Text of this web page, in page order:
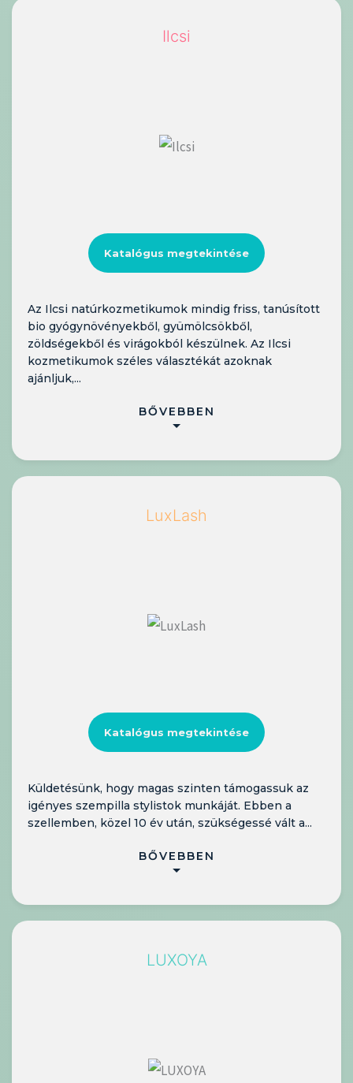
Ilcsi
Katalógus megtekintése
Az Ilcsi natúrkozmetikumok mindig friss, tanúsított
bio gyógynövényekből, gyümölcsökből,
zöldségekből és virágokból készülnek. Az Ilcsi
kozmetikumok széles választékát azoknak
ajánljuk,...
BŐVEBBEN
LuxLash
Katalógus megtekintése
Küldetésünk, hogy magas szinten támogassuk az
igényes szempilla stylistok munkáját. Ebben a
szellemben, közel 10 év után, szükségessé vált a...
BŐVEBBEN
LUXOYA